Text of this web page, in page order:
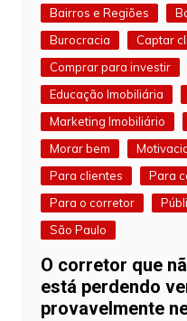
Bairros e Regiões
Burocracia
Captar
Comprar para investir
Educação Imobiliária
Marketing Imobiliário
Morar bem
Para clientes
Para
Para o corretor
São Paulo
O corretor que
está perdendo
provavelmente